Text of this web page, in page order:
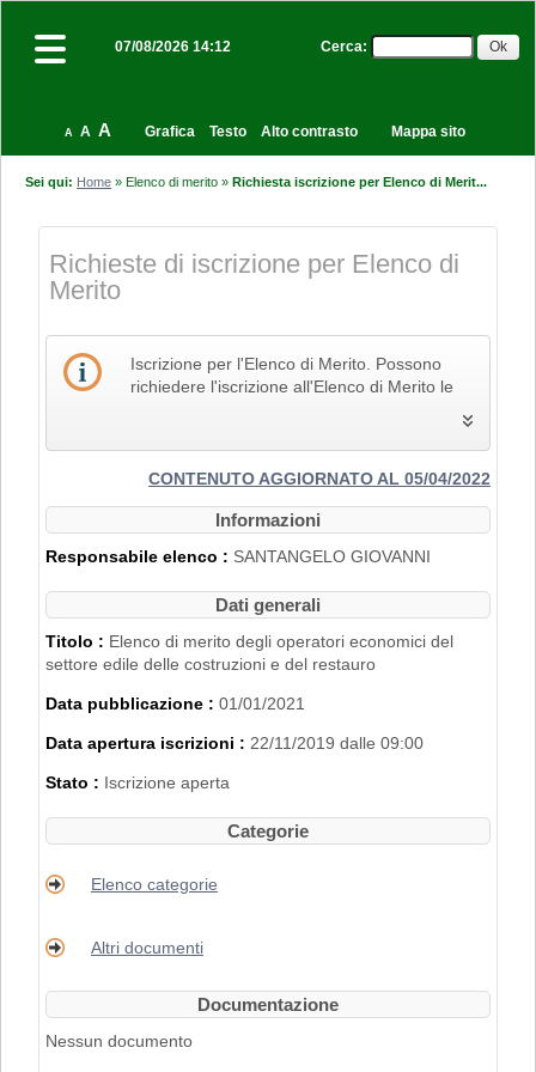
07/08/2026 14:12 Cerca:
A A A Grafica Testo Alto contrasto Mappa sito
Sei qui: Home »Elenco di merito »Richiesta iscrizione per Elenco di Merit...
Richieste di iscrizione per Elenco di
Merito
Iscrizione per l'Elenco di Merito. Possono
richiedere l'iscrizione all'Elenco di Merito le
e che pertanto siano in possesso dei Codici
Identificativi Ateco relativi alle lettere F e R, di
classificazione delle attività economiche Ateco
2007".
L'iscrizione nell'Elenco di Merito è inoltre
subordinata al possesso dei requisiti
disciplinati conDelibera di Giunta
Regionale n. 2153 del 22/11/2019.
REGISTRARSI AL PORTALE. PER
PROCEDURA DI REGISTRAZIONE
CONSULTARE IL MANUALE ALLA VOCE
"ACCESSO ALL'AREA RISERVATA"
CONTENUTO AGGIORNATO AL 05/04/2022
Informazioni
Responsabile elenco : SANTANGELO GIOVANNI
Dati generali
Titolo : Elenco di merito degli operatori economici del
settore edile delle costruzioni e del restauro
Data pubblicazione : 01/01/2021
Data apertura iscrizioni : 22/11/2019 dalle 09:00
Stato : Iscrizione aperta
Categorie
Elenco categorie
Altri documenti
Documentazione
Nessun documento